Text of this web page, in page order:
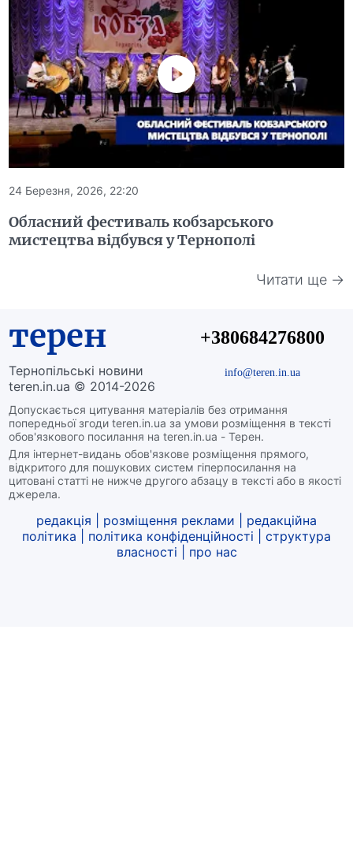
24 Березня, 2026, 22:20
Обласний фестиваль кобзарського
мистецтва відбувся у Тернополі
Читати ще →
терен
Тернопільські новини
teren.in.ua © 2014-2026
Допускається цитування матеріалів без отримання
попередньої згоди teren.in.ua за умови розміщення в тексті
обов'язкового посилання на teren.in.ua - Терен.
Для інтернет-видань обов'язкове розміщення прямого,
відкритого для пошукових систем гіперпосилання на
цитовані статті не нижче другого абзацу в тексті або в якості
джерела.
+380684276800
info@teren.in.ua
редакція розміщення реклами
редакційна
політика
політика конфіденційності
структура
власності
про нас